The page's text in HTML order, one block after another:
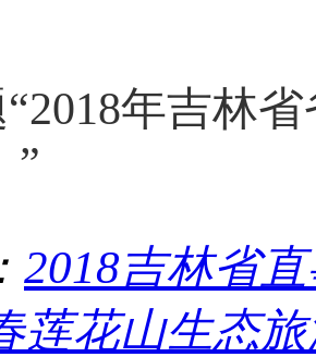
年吉林
”
2018吉林省
莲花山生态